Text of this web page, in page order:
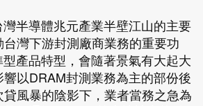
半導體兆元產業半壁江山的主要
灣下游封測廠商業務的重要功
產品特型，會隨著景氣有大起大
以DRAM封測業務為主的部份後
風暴的陰影下，業者當務之急為